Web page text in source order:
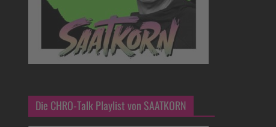
Die CHRO-Talk Playlist von SAATKORN